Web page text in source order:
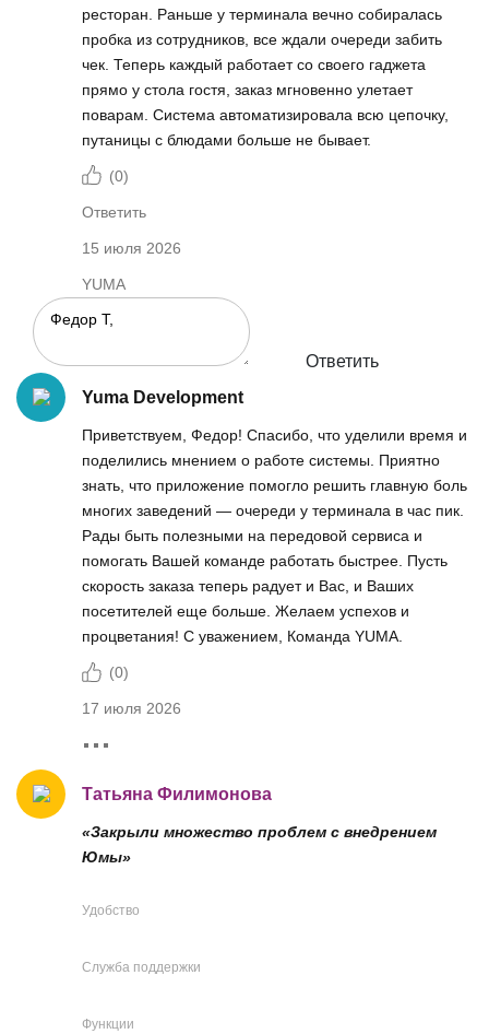
ресторан. Раньше у терминала вечно собиралась
пробка из сотрудников, все ждали очереди забить
чек. Теперь каждый работает со своего гаджета
прямо у стола гостя, заказ мгновенно улетает
поварам. Система автоматизировала всю цепочку,
путаницы с блюдами больше не бывает.
(0)
Ответить
15 июля 2026
YUMA
Ответить
Yuma Development
Приветствуем, Федор! Спасибо, что уделили время и
поделились мнением о работе системы. Приятно
знать, что приложение помогло решить главную боль
многих заведений — очереди у терминала в час пик.
Рады быть полезными на передовой сервиса и
помогать Вашей команде работать быстрее. Пусть
скорость заказа теперь радует и Вас, и Ваших
посетителей еще больше. Желаем успехов и
процветания! С уважением, Команда YUMA.
(0)
17 июля 2026
Татьяна Филимонова
«Закрыли множество проблем с внедрением
Юмы»
Удобство
Служба поддержки
Функции